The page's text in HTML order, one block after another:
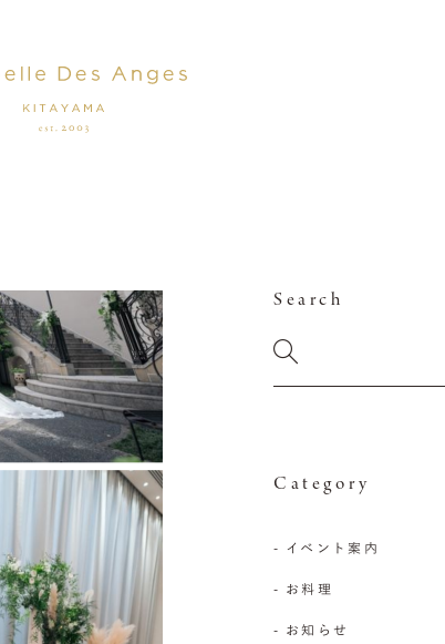
Search
Category
- イベント案内
- お料理
- お知らせ